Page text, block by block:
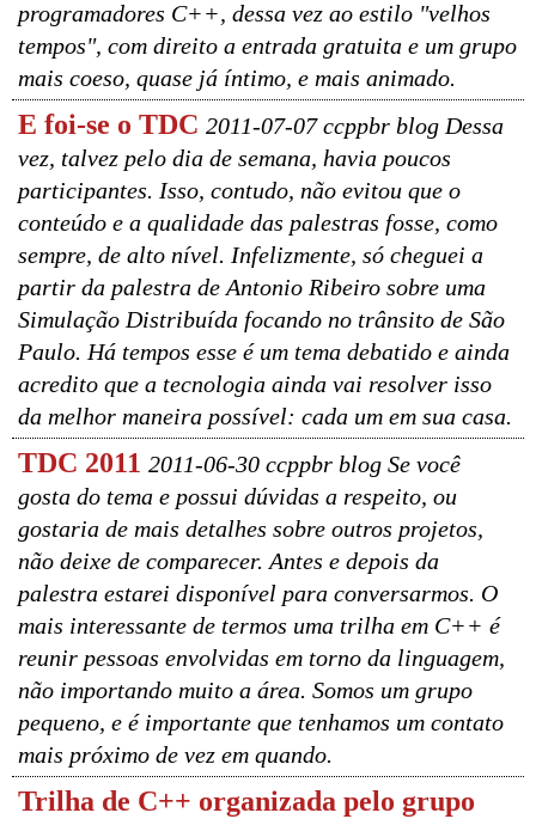
programadores C++, dessa vez ao estilo "velhos
tempos", com direito a entrada gratuita e um grupo
mais coeso, quase já íntimo, e mais animado.
E foi-se o TDC 2011-07-07 ccppbr blog Dessa
vez, talvez pelo dia de semana, havia poucos
participantes. Isso, contudo, não evitou que o
conteúdo e a qualidade das palestras fosse, como
sempre, de alto nível. Infelizmente, só cheguei a
partir da palestra de Antonio Ribeiro sobre uma
Simulação Distribuída focando no trânsito de São
Paulo. Há tempos esse é um tema debatido e ainda
acredito que a tecnologia ainda vai resolver isso
da melhor maneira possível: cada um em sua casa.
TDC 2011 2011-06-30 ccppbr blog Se você
gosta do tema e possui dúvidas a respeito, ou
gostaria de mais detalhes sobre outros projetos,
não deixe de comparecer. Antes e depois da
palestra estarei disponível para conversarmos. O
mais interessante de termos uma trilha em C++ é
reunir pessoas envolvidas em torno da linguagem,
não importando muito a área. Somos um grupo
pequeno, e é importante que tenhamos um contato
mais próximo de vez em quando.
Trilha de C++ organizada pelo grupo